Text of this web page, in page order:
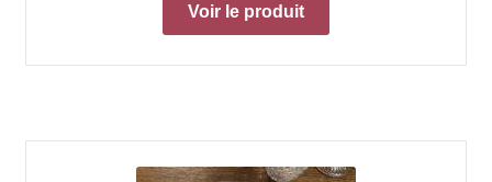
Voir le produit